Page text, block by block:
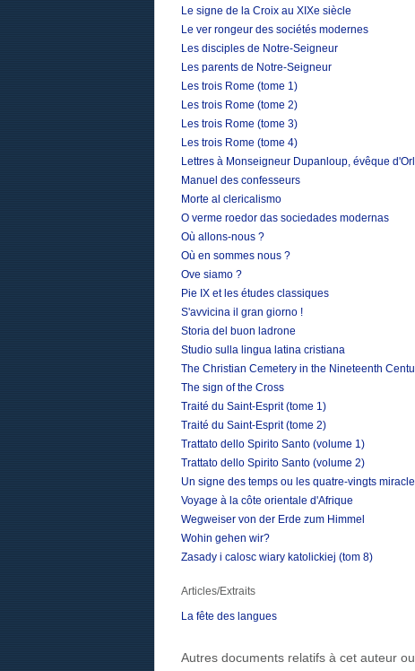
Le signe de la Croix au XIXe siècle
Le ver rongeur des sociétés modernes
Les disciples de Notre-Seigneur
Les parents de Notre-Seigneur
Les trois Rome (tome 1)
Les trois Rome (tome 2)
Les trois Rome (tome 3)
Les trois Rome (tome 4)
Lettres à Monseigneur Dupanloup, évêque
Manuel des confesseurs
Morte al clericalismo
O verme roedor das sociedades modernas
Où allons-nous ?
Où en sommes nous ?
Ove siamo ?
Pie IX et les études classiques
S'avvicina il gran giorno !
Storia del buon ladrone
Studio sulla lingua latina cristiana
The Christian Cemetery in the Nineteenth
The sign of the Cross
Traité du Saint-Esprit (tome 1)
Traité du Saint-Esprit (tome 2)
Trattato dello Spirito Santo (volume 1)
Trattato dello Spirito Santo (volume 2)
Un signe des temps ou les quatre-vingts
Voyage à la côte orientale d'Afrique
Wegweiser von der Erde zum Himmel
Wohin gehen wir?
Zasady i calosc wiary katolickiej (tom 8)
Articles/Extraits
La fête des langues
Autres documents relatifs à cet auteur